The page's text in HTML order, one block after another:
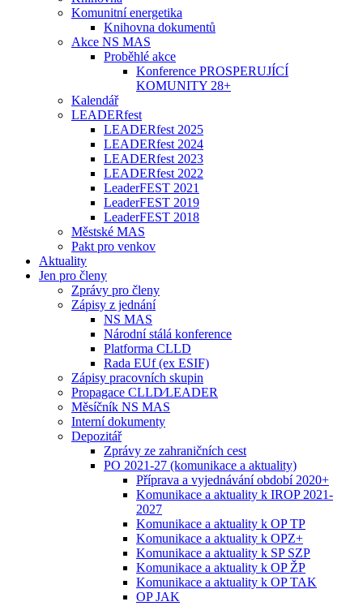
Komunitní energetika
Knihovna dokumentů
Akce NS MAS
Proběhlé akce
Konference PROSPERUJÍCÍ
KOMUNITY 28+
Kalendář
LEADERfest
LEADERfest 2025
LEADERfest 2024
LEADERfest 2023
LEADERfest 2022
LeaderFEST 2021
LeaderFEST 2019
LeaderFEST 2018
Městské MAS
Pakt pro venkov
Aktuality
Jen pro členy
Zprávy pro členy
Zápisy z jednání
NS MAS
Národní stálá konference
Platforma CLLD
Rada EUf (ex ESIF)
Zápisy pracovních skupin
Propagace CLLD⁄LEADER
Měsíčník NS MAS
Interní dokumenty
Depozitář
Zprávy ze zahraničních cest
PO 2021-27 (komunikace a aktuality)
Příprava a vyjednávání období 2020+
Komunikace a aktuality k IROP 2021-
2027
Komunikace a aktuality k OP TP
Komunikace a aktuality k OPZ+
Komunikace a aktuality k SP SZP
Komunikace a aktuality k OP ŽP
Komunikace a aktuality k OP TAK
OP JAK